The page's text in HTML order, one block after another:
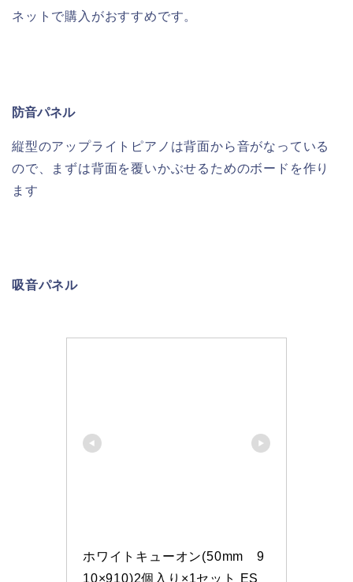
ネットで購入がおすすめです。
防音パネル
縦型のアップライトピアノは背面から音がなっている
ので、まずは背面を覆いかぶせるためのボードを作り
ます
吸音パネル
ホワイトキューオン(50mm　9
10×910)2個入り×1セット ES